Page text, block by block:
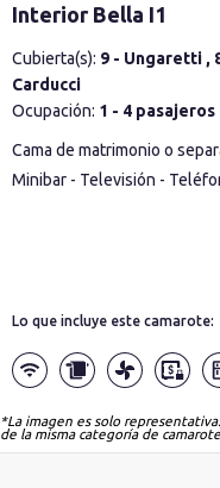
Interior Bella I1
Cubierta(s): 9 - Ungaretti ,
Carducci
Ocupación: 1 - 4 pasajeros
Cama de matrimonio o
Minibar - Televisión -
Lo que incluye este camarote:
*La imagen es solo
de la misma categoría de